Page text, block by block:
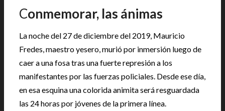
Conmemorar, las ánimas
La noche del 27 de diciembre del 2019, Mauricio
Fredes, maestro yesero, murió por inmersión luego de
caer a una fosa tras una fuerte represión a los
manifestantes por las fuerzas policiales. Desde ese día,
en esa esquina una colorida animita será resguardada
las 24 horas por jóvenes de la primera línea.